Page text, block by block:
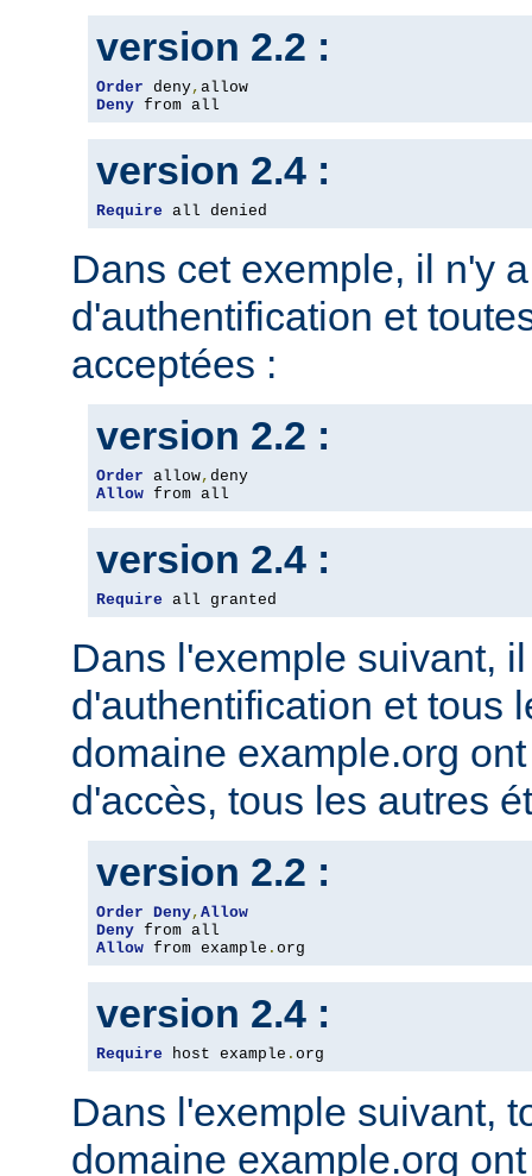
version 2.2 :
Order deny,
Deny from all
version 2.4 :
Require all denied
Dans cet exemple, il n'y
d'authentification et
acceptées :
version 2.2 :
Order allow,
Allow from all
version 2.4 :
Require all granted
Dans l'exemple suivant,
d'authentification et tous
domaine example.org
d'accès, tous les autres
version 2.2 :
Order Deny, Allow
Deny
Allow from example . org
version 2.4 :
Require host example . org
Dans l'exemple suivant,
domaine example.org